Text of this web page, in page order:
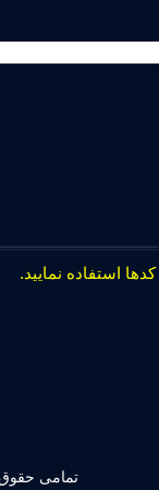
تمامی